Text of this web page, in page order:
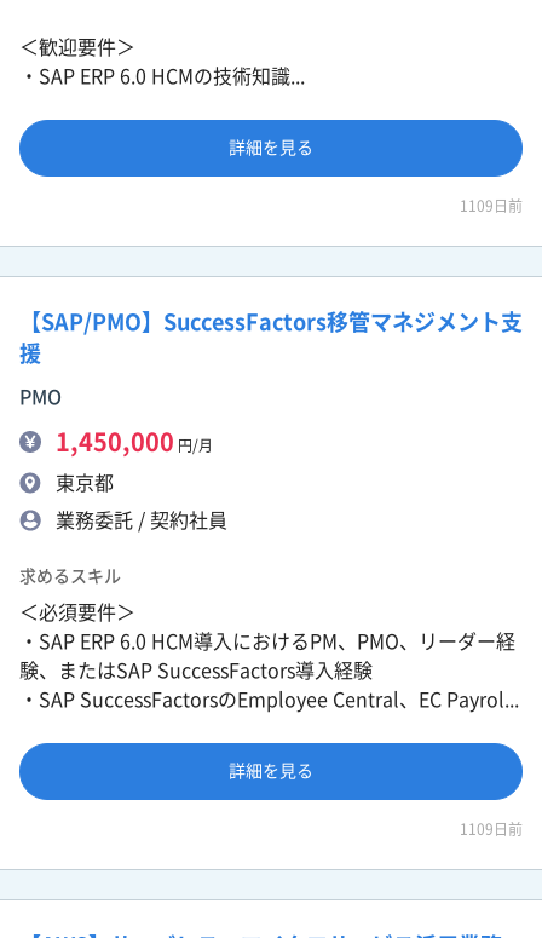
＜歓迎要件＞
・SAP ERP 6.0 HCMの技術知識...
詳細を見る
1109日前
【SAP/PMO】SuccessFactors移管マネジメント支
援
PMO
1,450,000 円/月
東京都
業務委託 / 契約社員
求めるスキル
＜必須要件＞
・SAP ERP 6.0 HCM導入におけるPM、PMO、リーダー経
験、またはSAP SuccessFactors導入経験
・SAP SuccessFactorsのEmployee Central、EC Payrol...
詳細を見る
1109日前